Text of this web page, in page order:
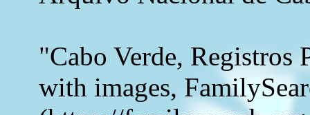
"Cabo Verde, Registros
with images,